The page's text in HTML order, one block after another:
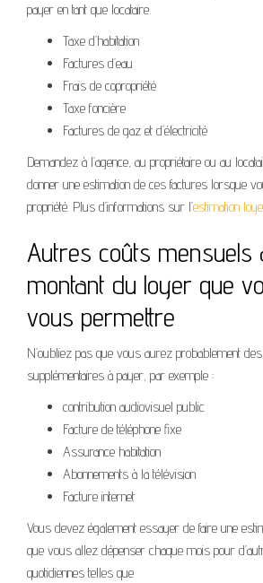
payer en tant que locataire.
Taxe d’habitation
Factures d’eau
Frais de copropriété
Taxe foncière
Factures de gaz et d’électricité
Demandez à l’agence, au propriétaire ou au
donner une estimation de ces factures lorsque
propriété. Plus d’informations sur l’estimation
Autres coûts mensuels
montant du loyer que
vous permettre
N’oubliez pas que vous aurez probablement
supplémentaires à payer, par exemple :
contribution audiovisuel public
Facture de téléphone fixe
Assurance habitation
Abonnements à la télévision
Facture internet
Vous devez également essayer de faire une
que vous allez dépenser chaque mois pour
quotidiennes telles que